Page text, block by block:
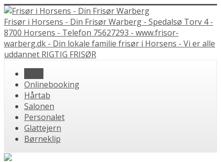
Frisør i Horsens - Din Frisør Warberg - Spedalsø Torv 4 -
8700 Horsens - Telefon 75627293 - www.frisor-
warberg.dk - Din lokale familie frisør i Horsens - Vi er alle
uddannet RIGTIG FRISØR
Onlinebooking
Hårtab
Salonen
Personalet
Glattejern
Børneklip